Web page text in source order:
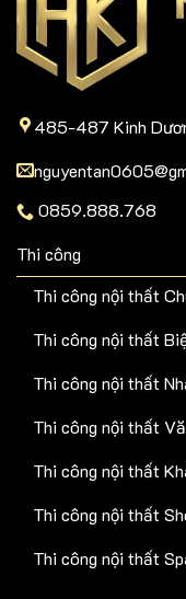
485-487 Kinh
0859.888.768
Thi công
Thi công nội thất
Thi công nội thất
Thi công nội thất
Thi công nội thất
Thi công nội thất
Thi công nội thất
Thi công nội thất